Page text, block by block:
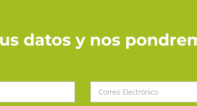
datos y nos